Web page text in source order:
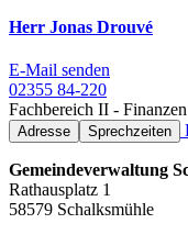
Herr Jonas Drouvé
E-Mail senden
02355 84-220
Fachbereich II - Finanzen
Adresse Sprechzeiten
Gemeindeverwaltung
Rathausplatz 1
58579 Schalksmühle